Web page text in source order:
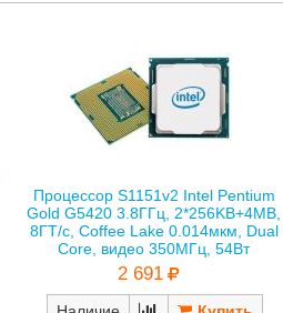
Процессор S1151v2 Intel Pentium
Gold G5420 3.8ГГц, 2*256KB+4MB,
8ГТ/с, Coffee Lake 0.014мкм, Dual
Core, видео 350МГц, 54Вт
2 691